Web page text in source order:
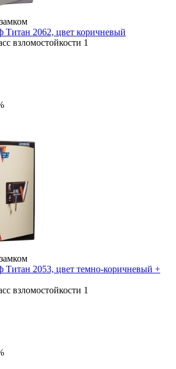
Титан 2062, цвет коричневый
взломостойкости 1
Титан 2053, цвет темно-коричневый +
взломостойкости 1